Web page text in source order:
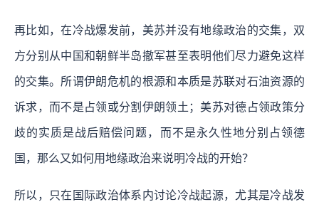
再比如，在冷战爆发前，美苏并没有地缘政治的交集，双
方分别从中国和朝鲜半岛撤军甚至表明他们尽力避免这样
的交集。所谓伊朗危机的根源和本质是苏联对石油资源的
诉求，而不是占领或分割伊朗领土；美苏对德占领政策分
歧的实质是战后赔偿问题，而不是永久性地分别占领德
国，那么又如何用地缘政治来说明冷战的开始？
所以，只在国际政治体系内讨论冷战起源，尤其是冷战发